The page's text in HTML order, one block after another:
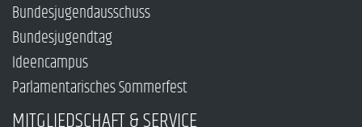
Bundesjugendausschuss
Bundesjugendtag
Ideencampus
Parlamentarisches Sommerfest